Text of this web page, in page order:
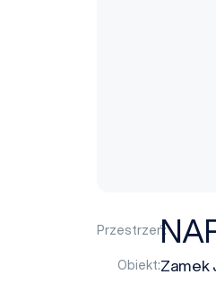
Przestrzeń:
Obiekt:Zamek